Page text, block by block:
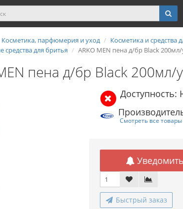
Косметика, парфюмерия и уход
Косметика и средства
средства для бритья
ARKO MEN пена д/бр Black
пена д/бр Black 200мл/
Доступность:
Смотреть все товары
Быстрый заказ